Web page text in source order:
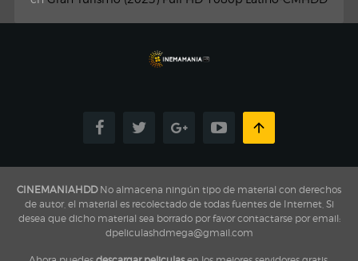
CINEMANIAHDDNo almacena ningún tipo de material con derechos
de autor, el material es recolectado de todas fuentes de Internet, Si
desea que dicho material sea borrado por favor contactarse por email:
dpeliculashdmega@gmail.com